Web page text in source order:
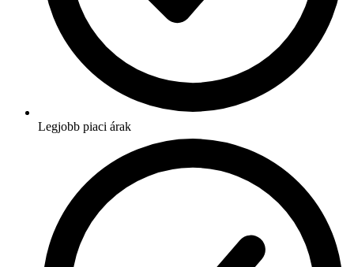
Legjobb piaci árak